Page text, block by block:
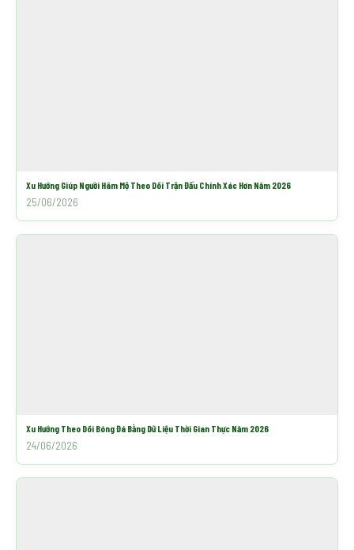
Xu Hướng Giúp Người Hâm Mộ Theo Dõi Trận Đấu Chính Xác Hơn Năm 2026
25/06/2026
Xu Hướng Theo Dõi Bóng Đá Bằng Dữ Liệu Thời Gian Thực Năm 2026
24/06/2026